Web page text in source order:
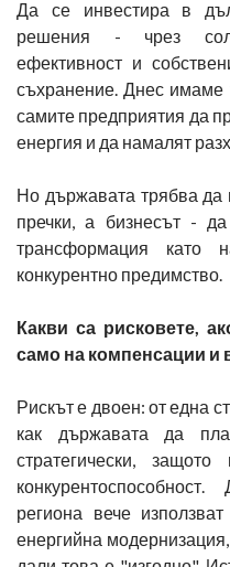
Да се инвестира в
решения - чрез
ефективност и
съхранение. Днес имаме
самите предприятия да
енергия и да намалят
Но държавата трябва да
пречки, а бизнесът -
трансформация като
конкурентно предимство.
Какви са рисковете,
само на компенсации и
Рискът е двоен: от една
как държавата да
стратегически,
региона вече
енергийна